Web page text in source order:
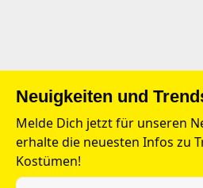
Neuigkeiten und
Melde Dich jetzt für unseren
erhalte die neuesten Infos zu
Kostümen!